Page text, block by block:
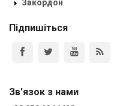
Закордон
Підпишіться
Зв'язок з нами